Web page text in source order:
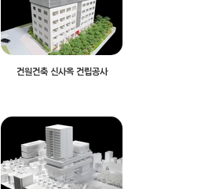
건원건축 신사옥 건립공사